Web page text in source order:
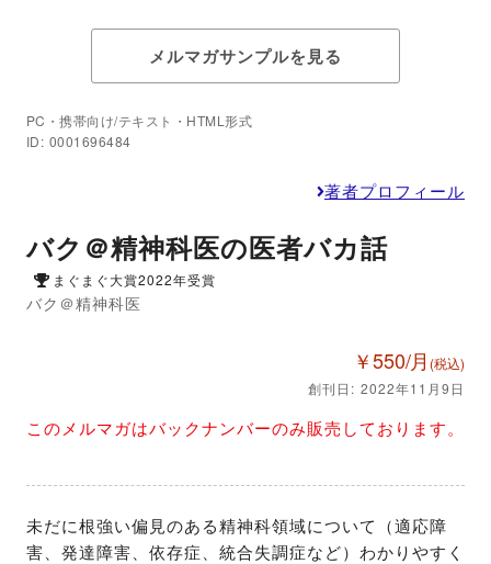
メルマガサンプルを見る
PC・携帯向け/テキスト・HTML形式
ID: 0001696484
著者プロフィール
バク＠精神科医の医者バカ話
まぐまぐ大賞2022年受賞
バク＠精神科医
￥550/月 (税込)
創刊日: 2022年11月9日
このメルマガはバックナンバーのみ販売しております。
未だに根強い偏見のある精神科領域について（適応障
害、発達障害、依存症、統合失調症など）わかりやすく